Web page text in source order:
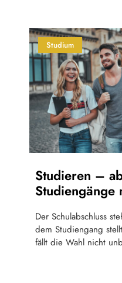
Studium
Studieren –
Studiengänge
Der Schulabschluss
dem Studiengang
fällt die Wahl nicht